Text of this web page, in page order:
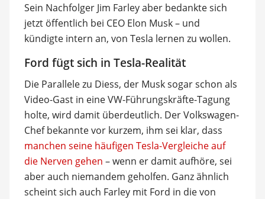
Sein Nachfolger Jim Farley aber bedankte sich
jetzt öffentlich bei CEO Elon Musk – und
kündigte intern an, von Tesla lernen zu wollen.
Ford fügt sich in Tesla-Realität
Die Parallele zu Diess, der Musk sogar schon als
Video-Gast in eine VW-Führungskräfte-Tagung
holte, wird damit überdeutlich. Der Volkswagen-
Chef bekannte vor kurzem, ihm sei klar, dass
manchen seine häufigen Tesla-Vergleiche auf
die Nerven gehen – wenn er damit aufhöre, sei
aber auch niemandem geholfen. Ganz ähnlich
scheint sich auch Farley mit Ford in die von